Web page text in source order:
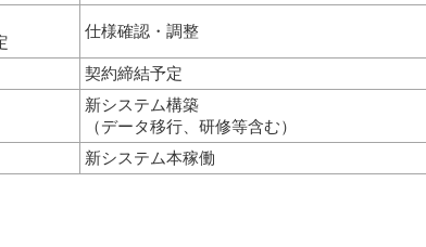
仕様確認・調整
契約締結予定
新システム構築
（データ移行、研修等含む）
新システム本稼働